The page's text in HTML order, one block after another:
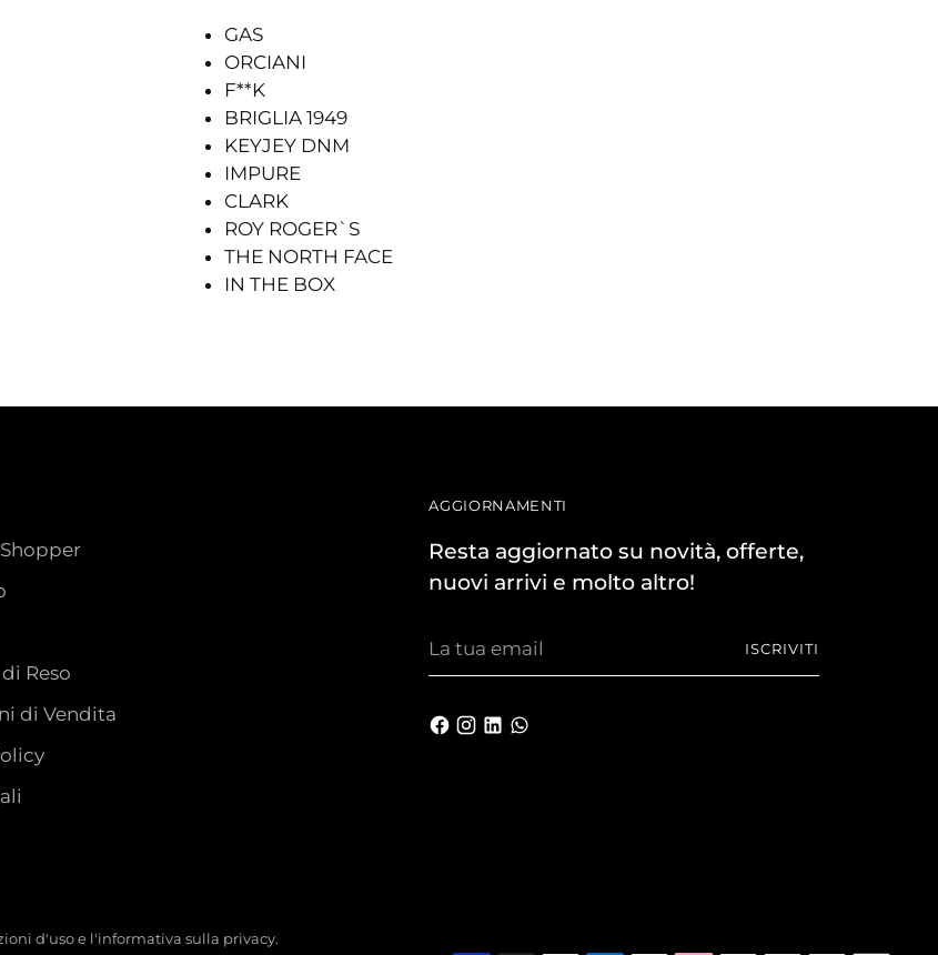
GAS
ORCIANI
F**K
BRIGLIA 1949
KEYJEY DNM
IMPURE
CLARK
ROY ROGER`S
THE NORTH FACE
IN THE BOX
Reso
di Vendita
AGGIORNAMENTI
Resta aggiornato su novità, offerte,
nuovi arrivi e molto altro!
tua
ISCRIVITI
d'uso e l'informativa sulla privacy.